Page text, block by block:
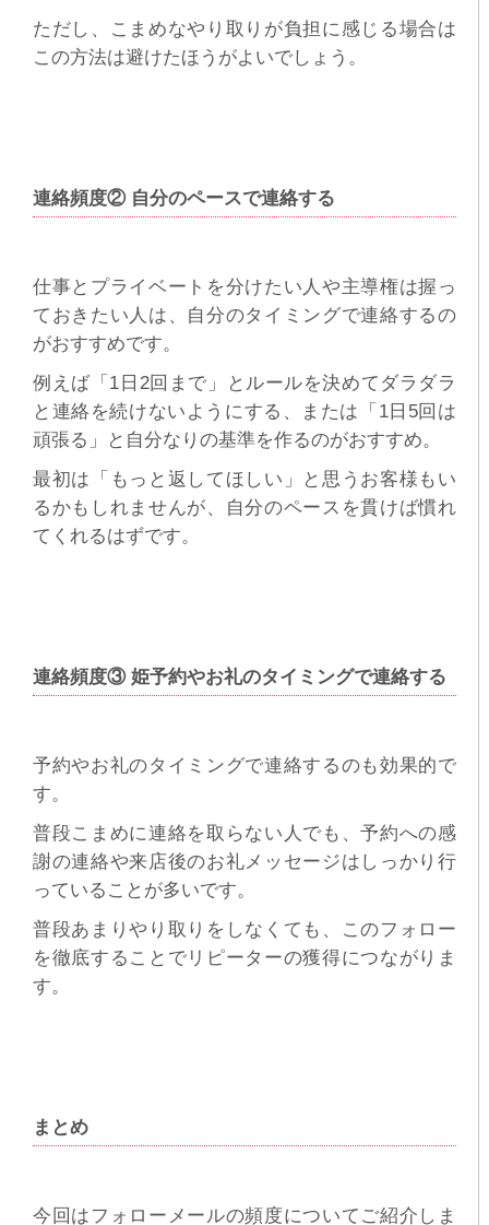
ただし、こまめなやり取りが負担に感じる場合は
この方法は避けたほうがよいでしょう。
連絡頻度② 自分のペースで連絡する
仕事とプライベートを分けたい人や主導権は握っ
ておきたい人は、自分のタイミングで連絡するの
がおすすめです。
例えば「1日2回まで」とルールを決めてダラダラ
と連絡を続けないようにする、または「1日5回は
頑張る」と自分なりの基準を作るのがおすすめ。
最初は「もっと返してほしい」と思うお客様もい
るかもしれませんが、自分のペースを貫けば慣れ
てくれるはずです。
連絡頻度③ 姫予約やお礼のタイミングで連絡する
予約やお礼のタイミングで連絡するのも効果的で
す。
普段こまめに連絡を取らない人でも、予約への感
謝の連絡や来店後のお礼メッセージはしっかり行
っていることが多いです。
普段あまりやり取りをしなくても、このフォロー
を徹底することでリピーターの獲得につながりま
す。
まとめ
今回はフォローメールの頻度についてご紹介しま